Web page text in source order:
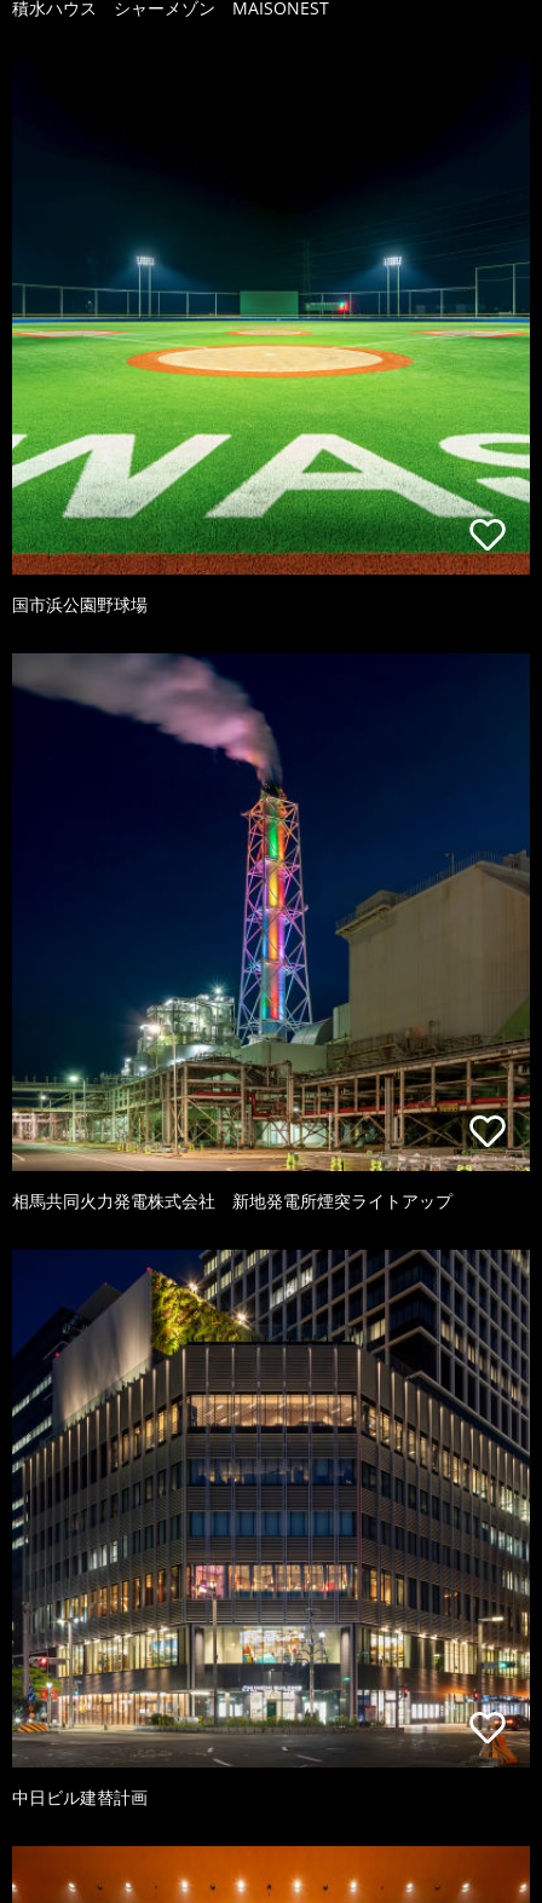
積水ハウス シャーメゾン MAISONEST
国市浜公園野球場
相馬共同火力発電株式会社 新地発電所煙突ライトアップ
中日ビル建替計画